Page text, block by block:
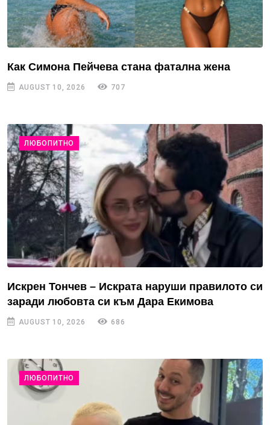
Как Симона Пейчева стана фатална жена
AUGUST 10, 2026 707
ЛЮБОПИТНО
Искрен Тончев – Искрата наруши правилото си
заради любовта си към Дара Екимова
AUGUST 10, 2026 686
ЛЮБОПИТНО